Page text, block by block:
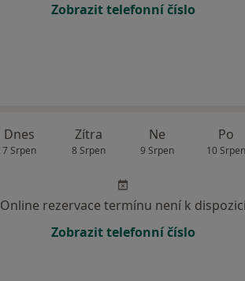
Zobrazit telefonní číslo
Dnes
7 Srpen
Zítra
8 Srpen
Ne
9 Srpen
Po
10 Srpen
Online rezervace termínu není k dispozici
Zobrazit telefonní číslo